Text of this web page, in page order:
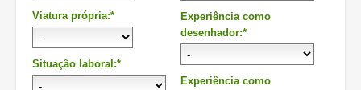
Viatura própria:*
Situação laboral:*
Experiência como
desenhador:*
Experiência como